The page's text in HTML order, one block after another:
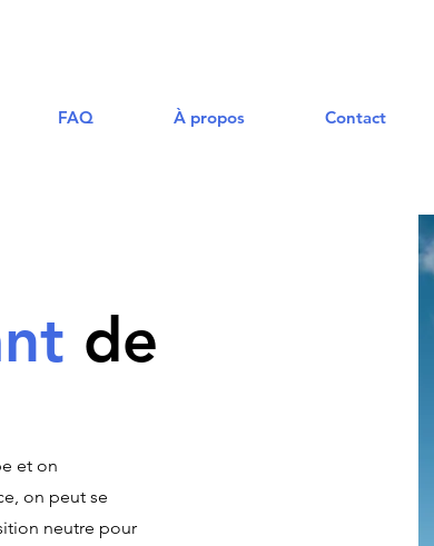
FAQ À propos Contact
de
et on
on peut se
neutre pour